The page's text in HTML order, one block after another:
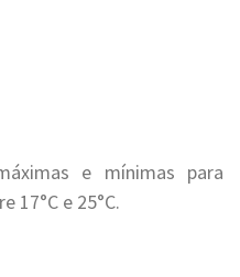
e mínimas para
17°C e 25°C.